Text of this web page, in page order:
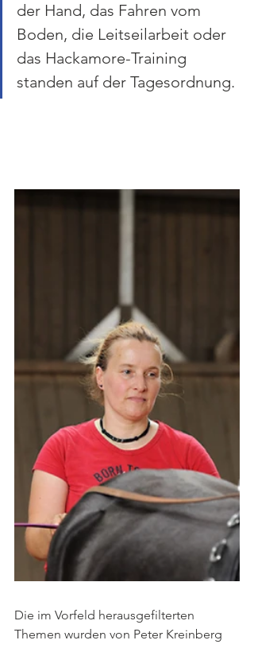
der Hand, das Fahren vom
Boden, die Leitseilarbeit oder
das Hackamore-Training
standen auf der Tagesordnung.
Die im Vorfeld herausgefilterten
Themen wurden von Peter Kreinberg